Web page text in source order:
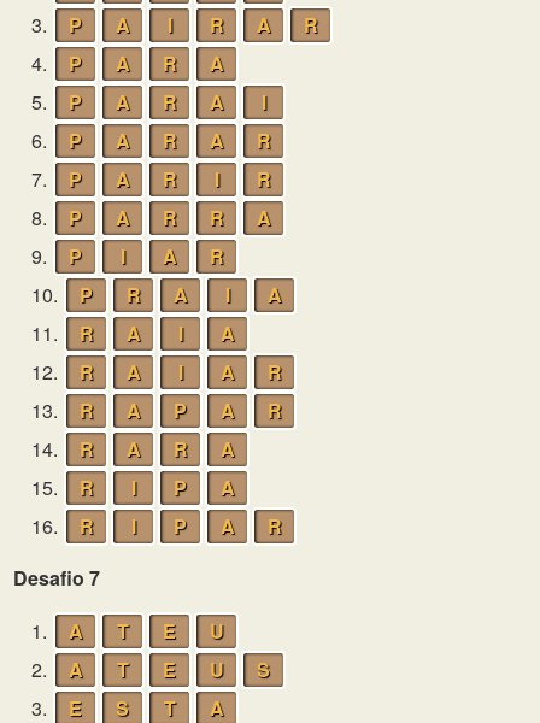
3. P A I R A
R
4.
P A R
A
5.
P A R A
I
6.
P A R A
R
7.
P A R I
R
8.
P A R R
A
9.
P I A
R
10.
P R A I
A
11.
R A I
A
12.
R A I A
R
13.
R A P A
R
14.
R A R
A
15.
R I P
A
16.
R I P A
R
Desafio 7
1.
A T E
U
2.
A T E U
S
3.
E S T
A